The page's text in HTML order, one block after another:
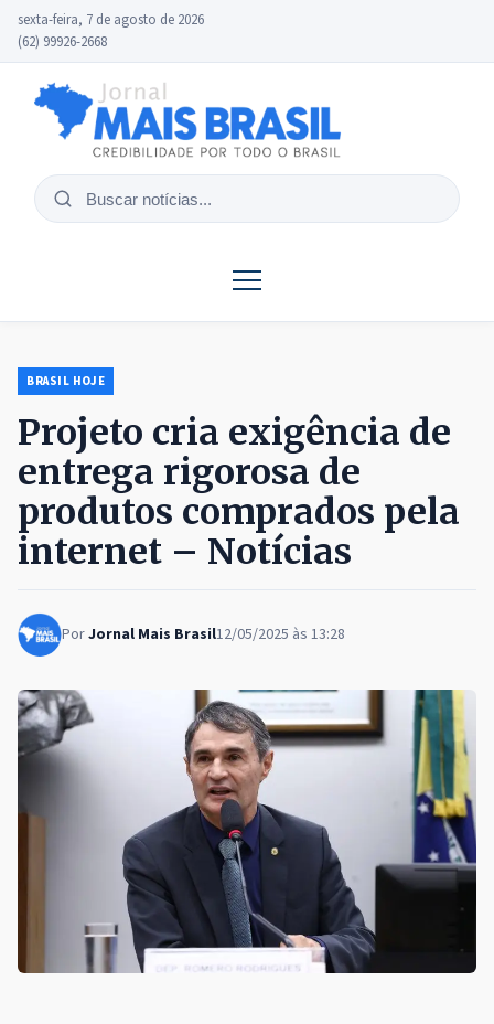
sexta-feira, 7 de agosto de 2026
(62) 99926-2668
Buscar
BRASIL HOJE
Projeto cria exigência de
entrega rigorosa de
produtos comprados pela
internet – Notícias
PorJornal Mais Brasil12/05/2025 às 13:28